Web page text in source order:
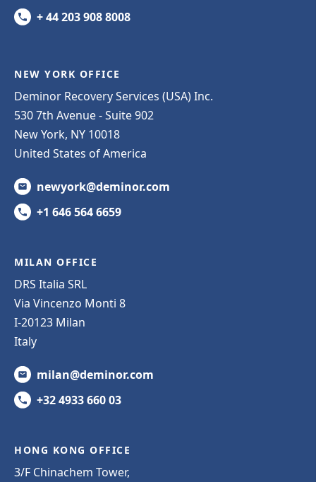
+ 44 203 908 8008
NEW YORK OFFICE
Deminor Recovery Services (USA) Inc.
530 7th Avenue - Suite 902
New York, NY 10018
United States of America
newyork@deminor.com
+1 646 564 6659
MILAN OFFICE
DRS Italia SRL
Via Vincenzo Monti 8
I-20123 Milan
Italy
milan@deminor.com
+32 4933 660 03
HONG KONG OFFICE
3/F Chinachem Tower,